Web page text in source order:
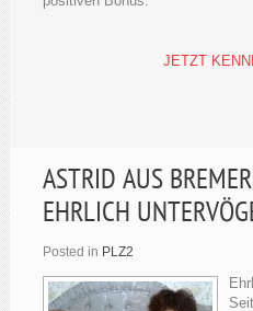
JETZT
ASTRID AUS
EHRLICH
Posted in PLZ2